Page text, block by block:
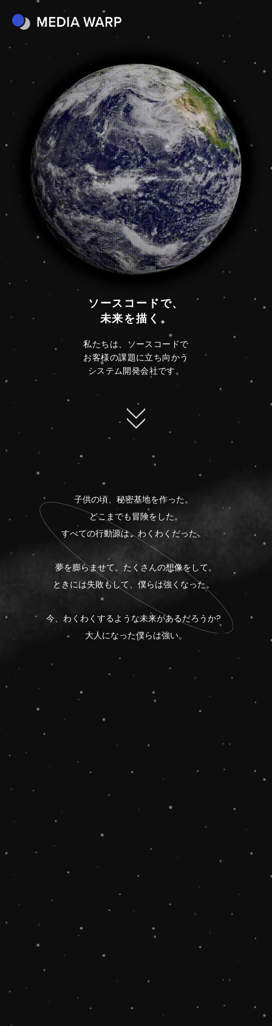
ソースコードで、
未来を描く。
私たちは、ソースコードで
お客様の課題に立ち向かう
システム開発会社です。
子供の頃、秘密基地を作った。
どこまでも冒険をした。
すべての行動源は、わくわくだった。
夢を膨らませて。たくさんの想像をして。
ときには失敗もして、僕らは強くなった。
今、わくわくするような未来があるだろうか?
大人になった僕らは強い。